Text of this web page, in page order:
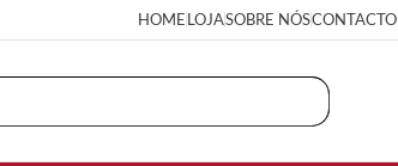
HOMELOJASOBRE NÓSCONTACTO